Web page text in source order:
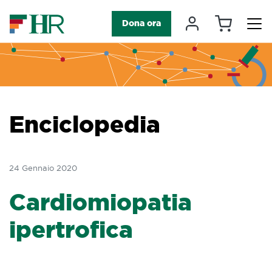
Navigazione principale
Dona ora Il mioCarrello
Enciclopedia
24 Gennaio 2020
Cardiomiopatia
ipertrofica